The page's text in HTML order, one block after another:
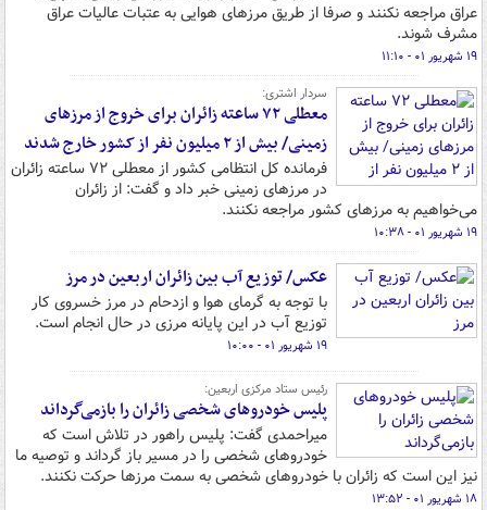
عراق مراجعه نکنند و صرفا از طریق مرزهای هوایی به عتبات عالیات عراق
مشرف شوند.
۱۹ شهریور ۰۱ - ۱۱:۱۰
سردار اشتری:
معطلی ۷۲ ساعته زائران برای خروج از مرزهای
زمینی/ بیش از ۲ میلیون نفر از کشور خارج شدند
فرمانده کل انتظامی کشور از معطلی ۷۲ ساعته زائران
در مرزهای زمینی خبر داد و گفت: از زائران
می‌خواهیم به مرزهای کشور مراجعه نکنند.
۱۹ شهریور ۰۱ - ۱۰:۳۸
عکس/ توزیع آب بین زائران اربعین در مرز
با توجه به گرمای هوا و ازدحام در مرز خسروی کار
توزیع آب در این پایانه مرزی در حال انجام است.
۱۹ شهریور ۰۱ - ۱۰:۰۰
رئیس ستاد مرکزی اربعین:
پلیس خودروهای شخصی زائران را بازمی‌گرداند
میراحمدی گفت: پلیس راهور در تلاش است که
خودروهای شخصی را در مسیر باز گرداند و توصیه ما
نیز این است که زائران با خودروهای شخصی به سمت مرزها حرکت نکنند.
۱۸ شهریور ۰۱ - ۱۳:۵۲